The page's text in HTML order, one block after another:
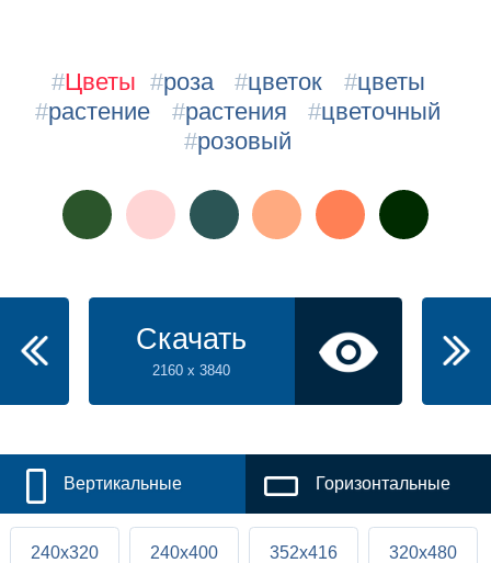
#Цветы #роза #цветок #цветы
#растение #растения #цветочный
#розовый
Скачать
2160 x 3840
Вертикальные Горизонтальные
240x320 240x400 352x416 320x480